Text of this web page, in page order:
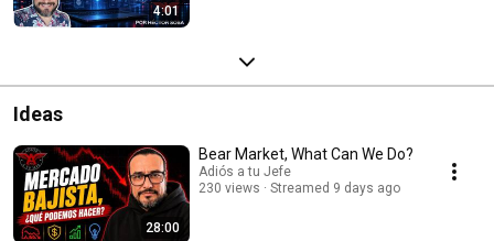
4:01
Ideas
28:00
Bear Market, What Can We Do?
Adiós a tu Jefe
230 views
Streamed 9 days ago